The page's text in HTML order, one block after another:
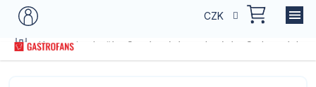
Přejít
CZK
Domů
Kategorie zboží Servírování a stolování Stolovací